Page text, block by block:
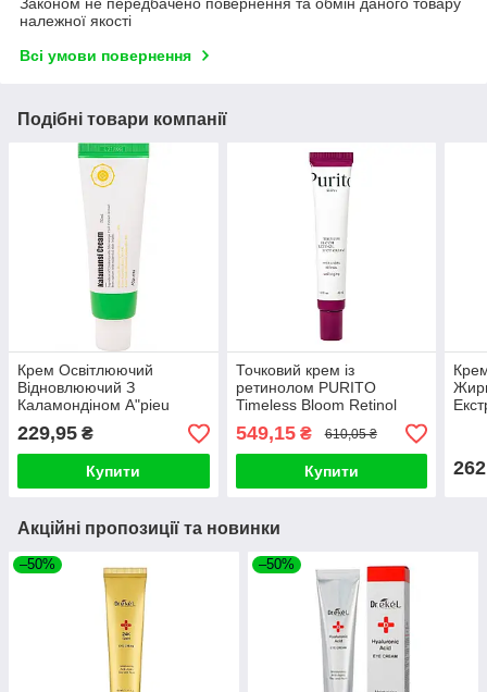
належної якості
Всі умови повернення
Подібні товари компанії
Крем Освітлюючий
Відновлюючий З
Каламондіном A"pieu
Kalamansi Cream
229,95 ₴
Купити
Точковий крем із
ретинолом PURITO
Timeless Bloom Retinol
Spot Cream 30ml
549,15₴ 610,05 ₴
Купити
Акційні пропозиції та новинки
–50% –50%